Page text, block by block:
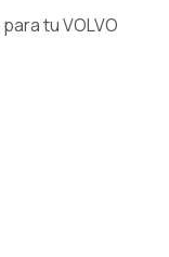
para tu VOLVO